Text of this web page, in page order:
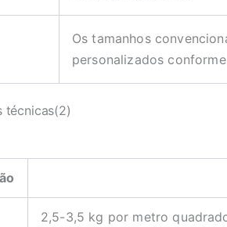
Os tamanhos
personalizados
técnicas(2)
2,5-3,5 kg por metro